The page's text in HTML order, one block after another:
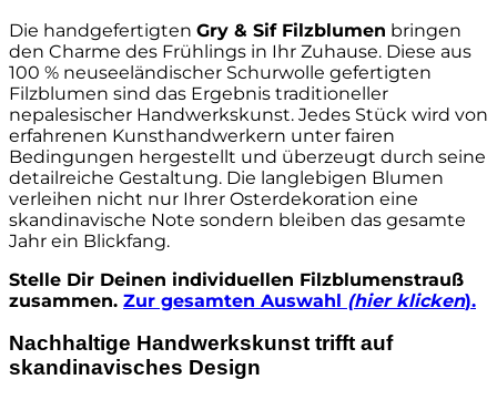
Menge
Die handgefertigten Gry & Sif Filzblumen bringen
den Charme des Frühlings in Ihr Zuhause. Diese aus
100 % neuseeländischer Schurwolle gefertigten
Filzblumen sind das Ergebnis traditioneller
nepalesischer Handwerkskunst. Jedes Stück wird von
erfahrenen Kunsthandwerkern unter fairen
Bedingungen hergestellt und überzeugt durch seine
detailreiche Gestaltung. Die langlebigen Blumen
verleihen nicht nur Ihrer Osterdekoration eine
skandinavische Note sondern bleiben das gesamte
Jahr ein Blickfang.
Stelle Dir Deinen individuellen Filzblumenstrauß
zusammen. Zur gesamten Auswahl (hier klicken).
Nachhaltige Handwerkskunst trifft auf
skandinavisches Design